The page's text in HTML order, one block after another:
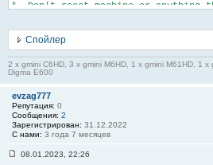
* Don't reset machine,or
* If this program fails,machine
* and you will need to
* If you find this too risky,power
Now press [u/U] key to upgrade
File system error,please upgrade by
Please input ip address of device:
Please input ip address of upgrade
Confirm?(y/n): y
Спойлер
2 x gmini C6HD, 3 x gmini M6HD, 1 x gmini M61HD, 1
Digma E600
evzag777
Репутация: 0
Сообщения: 2
Зарегистрирован: 31.12.2022
С нами: 3 года 7 месяцев
08.01.2023, 22:26